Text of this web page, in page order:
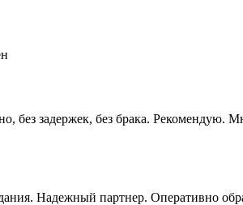
без задержек, без брака.
Надежный партнер. Оперативно